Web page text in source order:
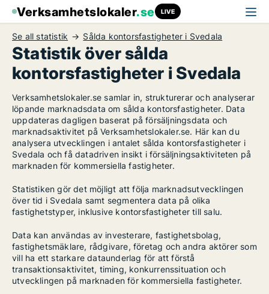
Verksamhetslokaler.se LIVE
Se all statistik Sålda kontorsfastigheter i Svedala
Statistik över sålda
kontorsfastigheter i Svedala
Verksamhetslokaler.se samlar in, strukturerar och analyserar
löpande marknadsdata om sålda kontorsfastigheter. Data
uppdateras dagligen baserat på försäljningsdata och
marknadsaktivitet på Verksamhetslokaler.se. Här kan du
analysera utvecklingen i antalet sålda kontorsfastigheter i
Svedala och få datadriven insikt i försäljningsaktiviteten på
marknaden för kommersiella fastigheter.
Statistiken gör det möjligt att följa marknadsutvecklingen
över tid i Svedala samt segmentera data på olika
fastighetstyper, inklusive kontorsfastigheter till salu.
Data kan användas av investerare, fastighetsbolag,
fastighetsmäklare, rådgivare, företag och andra aktörer som
vill ha ett starkare dataunderlag för att förstå
transaktionsaktivitet, timing, konkurrenssituation och
utvecklingen på marknaden för kommersiella fastigheter.